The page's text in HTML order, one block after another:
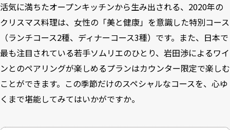
活気に満ちたオープンキッチンから生み出される、2020年の
クリスマス料理は、女性の「美と健康」を意識した特別コース
（ランチコース2種、ディナーコース3種）です。また、日本で
最も注目されている若手ソムリエのひとり、岩田渉によるワイ
ンとのペアリングが楽しめるプランはカウンター限定で楽しむ
ことができます。この季節だけのスペシャルなコースを、心ゆ
くまで堪能してみてはいかがですか。